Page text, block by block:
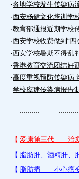
·各地学校发生传染病
·西安杨健文化培训学
·教育部通报近期学校
·西安学校收费做到“四
·西安学校暑期不得乱
·香港教育交流团结好
·高度重视预防传染病
·学校应建传染病报告